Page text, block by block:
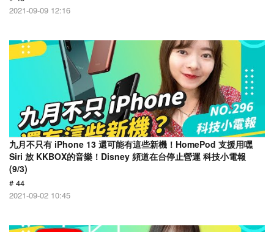
2021-09-09 12:16
九月不只有 iPhone 13 還可能有這些新機！HomePod 支援用嘿
Siri 放 KKBOX的音樂！Disney 頻道在台停止營運 科技小電報
(9/3)
# 44
2021-09-02 10:45